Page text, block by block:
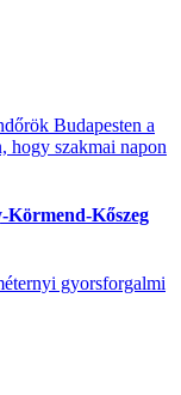
Budapesten a
hogy szakmai napon
Körmend-Kőszeg
gyorsforgalmi